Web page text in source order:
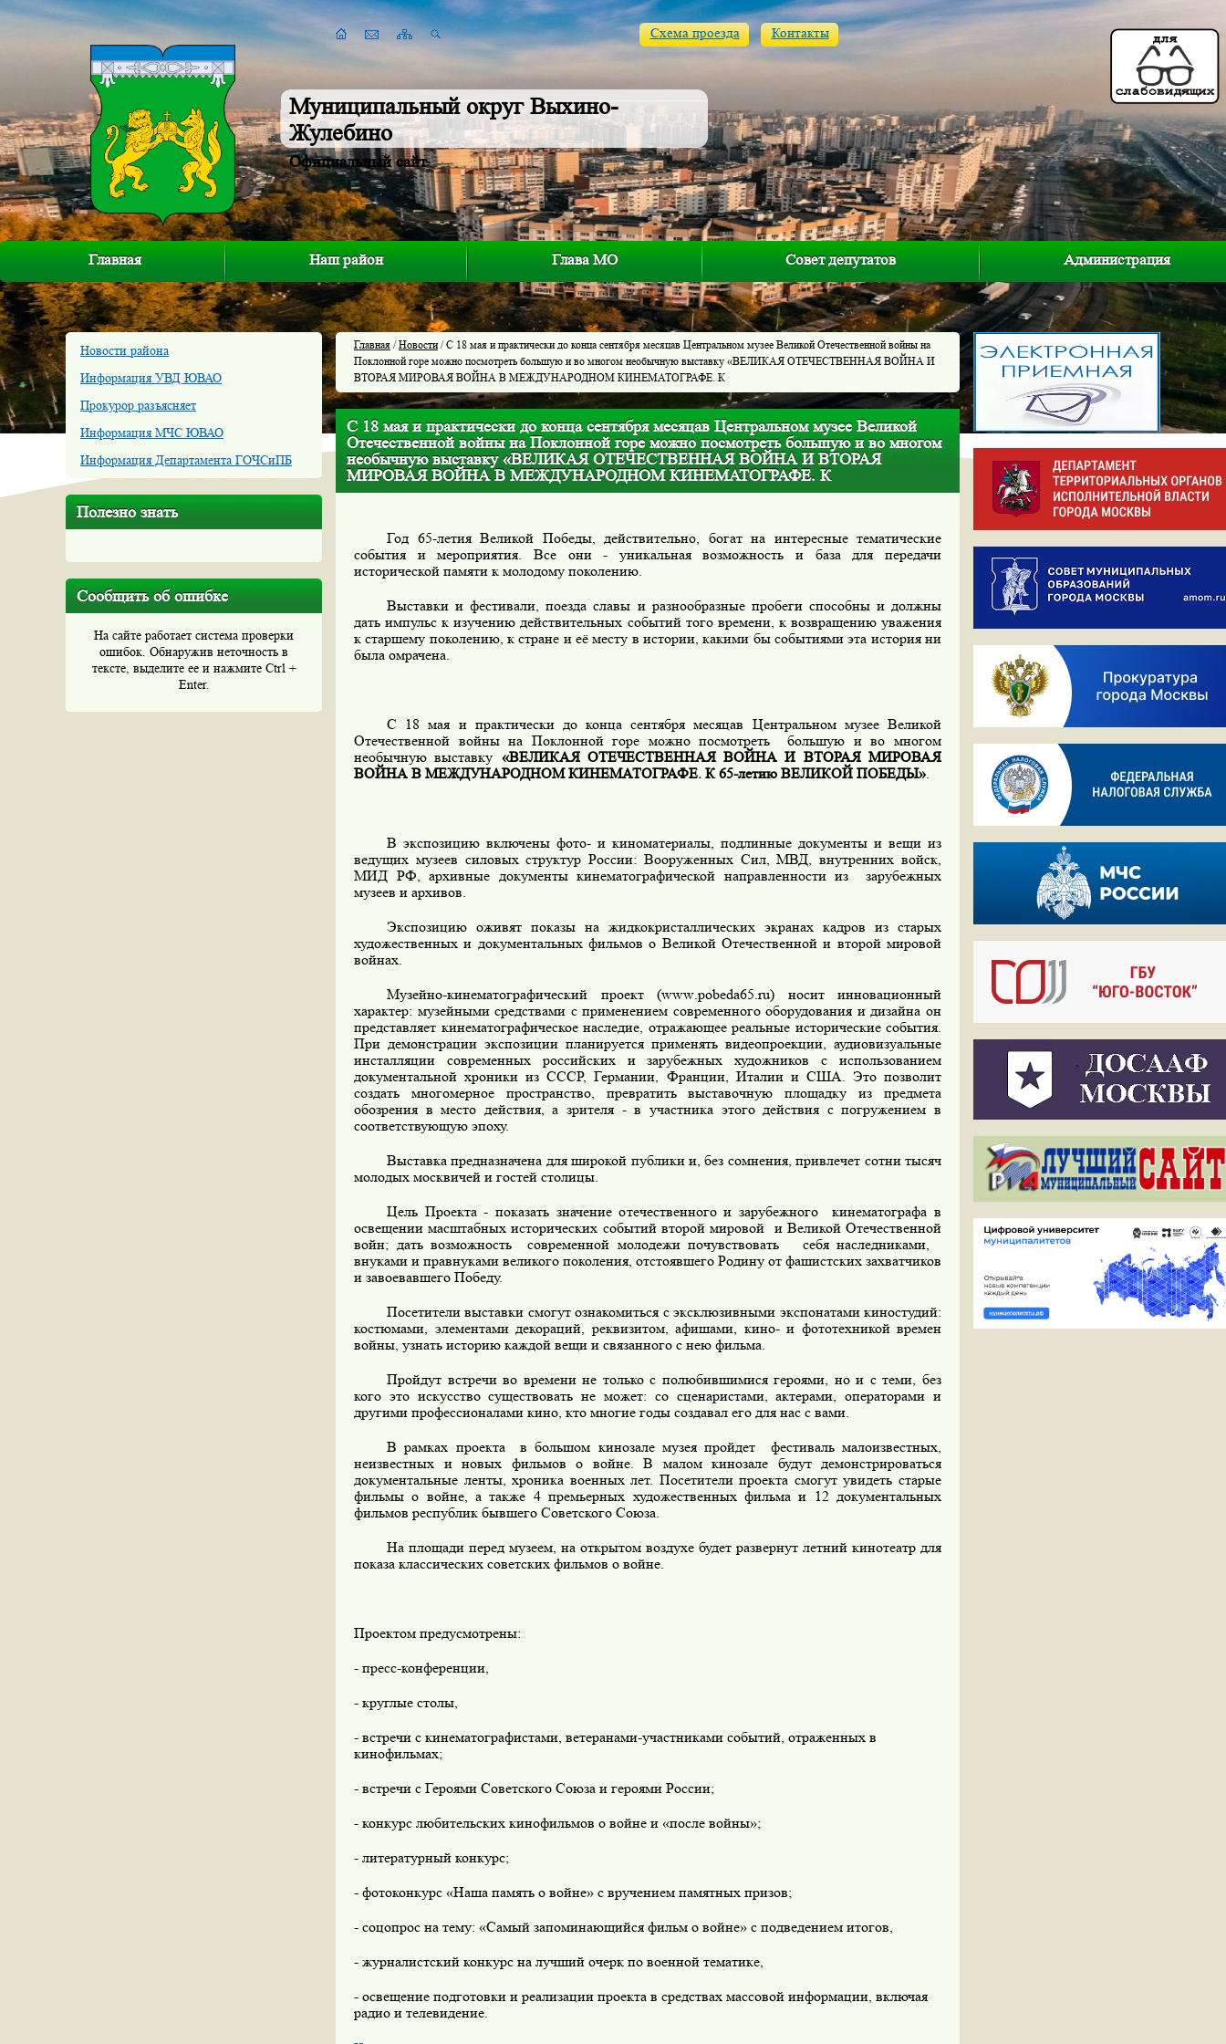
Муниципальный округ Выхино-
Жулебино
Официальный сайт
Схема проезда Контакты
Главная Наш район Глава МО Совет депутатов Администрация
Новости района
Информация УВД ЮВАО
Прокурор разъясняет
Информация МЧС ЮВАО
Информация Департамента ГОЧСиПБ
Полезно знать
Сообщить об ошибке
На сайте работает система проверки
ошибок. Обнаружив неточность в
тексте, выделите ее и нажмите Ctrl +
Enter.
Главная /Новости/ С 18 мая и практически до конца сентября месяцав Центральном музее Великой Отечественной войны на
Поклонной горе можно посмотреть большую и во многом необычную выставку «ВЕЛИКАЯ ОТЕЧЕСТВЕННАЯ ВОЙНА И
ВТОРАЯ МИРОВАЯ ВОЙНА В МЕЖДУНАРОДНОМ КИНЕМАТОГРАФЕ. К
С 18 мая и практически до конца сентября месяцав Центральном музее Великой
Отечественной войны на Поклонной горе можно посмотреть большую и во многом
необычную выставку «ВЕЛИКАЯ ОТЕЧЕСТВЕННАЯ ВОЙНА И ВТОРАЯ
МИРОВАЯ ВОЙНА В МЕЖДУНАРОДНОМ КИНЕМАТОГРАФЕ. К
Год 65-летия Великой Победы, действительно, богат на интересные тематические
события и мероприятия. Все они - уникальная возможность и база для передачи
исторической памяти к молодому поколению.
Выставки и фестивали, поезда славы и разнообразные пробеги способны и должны
дать импульс к изучению действительных событий того времени, к возвращению уважения
к старшему поколению, к стране и её месту в истории, какими бы событиями эта история ни
была омрачена.
С 18 мая и практически до конца сентября месяцав Центральном музее Великой
Отечественной войны на Поклонной горе можно посмотреть
большую и во многом
необычную выставку «ВЕЛИКАЯ ОТЕЧЕСТВЕННАЯ ВОЙНА И ВТОРАЯ МИРОВАЯ
ВОЙНА В МЕЖДУНАРОДНОМ КИНЕМАТОГРАФЕ. К 65-летию ВЕЛИКОЙ ПОБЕДЫ».
В экспозицию включены фото- и киноматериалы, подлинные документы и вещи из
ведущих музеев силовых структур России: Вооруженных Сил, МВД, внутренних войск,
МИД РФ, архивные документы кинематографической направленности из
зарубежных
музеев и архивов.
Экспозицию оживят показы на жидкокристаллических экранах кадров из старых
художественных и документальных фильмов о Великой Отечественной и второй мировой
войнах.
Музейно-кинематографический проект (www.pobeda65.ru) носит инновационный
характер: музейными средствами с применением современного оборудования и дизайна он
представляет кинематографическое наследие, отражающее реальные исторические события.
При демонстрации экспозиции планируется применять видеопроекции, аудиовизуальные
инсталляции современных российских и зарубежных художников с использованием
документальной хроники из СССР, Германии, Франции, Италии и США. Это позволит
создать многомерное пространство, превратить выставочную площадку из предмета
обозрения в место действия, а зрителя - в участника этого действия с погружением в
соответствующую эпоху.
Выставка предназначена для широкой публики и, без сомнения, привлечет сотни тысяч
молодых москвичей и гостей столицы.
Цель Проекта - показать значение отечественного и зарубежного
кинематографа в
освещении масштабных исторических событий второй мировой и Великой Отечественной
войн; дать возможность
современной молодежи почувствовать
себя наследниками,
внуками и правнуками великого поколения, отстоявшего Родину от фашистских захватчиков
и завоевавшего Победу.
Посетители выставки смогут ознакомиться с эксклюзивными экспонатами киностудий:
костюмами, элементами декораций, реквизитом, афишами, кино- и фототехникой времен
войны, узнать историю каждой вещи и связанного с нею фильма.
Пройдут встречи во времени не только с полюбившимися героями, но и с теми, без
кого это искусство существовать не может: со сценаристами, актерами, операторами и
другими профессионалами кино, кто многие годы создавал его для нас с вами.
В рамках проекта
в большом кинозале музея пройдет
фестиваль малоизвестных,
неизвестных и новых фильмов о войне. В малом кинозале будут демонстрироваться
документальные ленты, хроника военных лет. Посетители проекта смогут увидеть старые
фильмы о войне, а также 4 премьерных художественных фильма и 12 документальных
фильмов республик бывшего Советского Союза.
На площади перед музеем, на открытом воздухе будет развернут летний кинотеатр для
показа классических советских фильмов о войне.
Проектом предусмотрены:
- пресс-конференции,
- круглые столы,
- встречи с кинематографистами, ветеранами-участниками событий, отраженных в
кинофильмах;
- встречи с Героями Советского Союза и героями России;
- конкурс любительских кинофильмов о войне и «после войны»;
- литературный конкурс;
- фотоконкурс «Наша память о войне» с вручением памятных призов;
- соцопрос на тему: «Самый запоминающийся фильм о войне» с подведением итогов,
- журналистский конкурс на лучший очерк по военной тематике,
- освещение подготовки и реализации проекта в средствах массовой информации, включая
радио и телевидение.